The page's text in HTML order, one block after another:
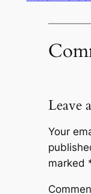
Leave
Your
marked